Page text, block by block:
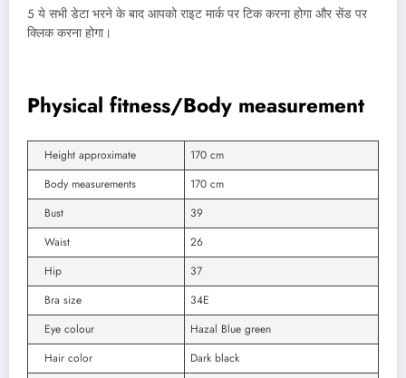
5 ये सभी डेटा भरने के बाद आपको राइट मार्क पर टिक करना होगा और सेंड पर
क्लिक करना होगा।
Physical fitness/Body measurement
Height approximate
170 cm
Body measurements
170 cm
Bust
39
Waist
26
Hip
37
Bra size
34E
Eye colour
Hazal Blue green
Hair color
Dark black